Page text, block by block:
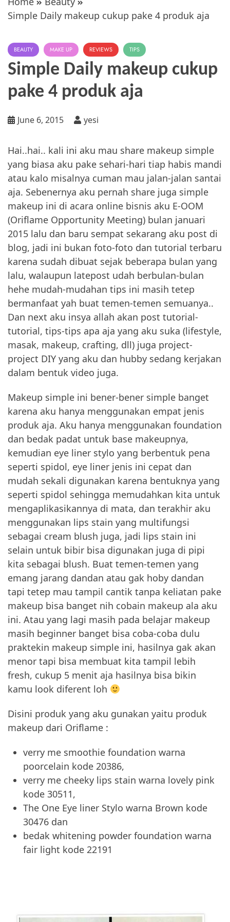
Simple Daily makeup cukup pake 4 produk aja
BEAUTY MAKE UP REVIEWS TIPS
Simple Daily makeup cukup
pake 4 produk aja
June 6, 2015 yesi
Hai..hai.. kali ini aku mau share makeup simple
yang biasa aku pake sehari-hari tiap habis mandi
atau kalo misalnya cuman mau jalan-jalan santai
aja. Sebenernya aku pernah share juga simple
makeup ini di acara online bisnis aku E-OOM
(Oriflame Opportunity Meeting) bulan januari
2015 lalu dan baru sempat sekarang aku post di
blog, jadi ini bukan foto-foto dan tutorial terbaru
karena sudah dibuat sejak beberapa bulan yang
lalu, walaupun latepost udah berbulan-bulan
hehe mudah-mudahan tips ini masih tetep
bermanfaat yah buat temen-temen semuanya..
Dan next aku insya allah akan post tutorial-
tutorial, tips-tips apa aja yang aku suka (lifestyle,
masak, makeup, crafting, dll) juga project-
project DIY yang aku dan hubby sedang kerjakan
dalam bentuk video juga.
Makeup simple ini bener-bener simple banget
karena aku hanya menggunakan empat jenis
produk aja. Aku hanya menggunakan foundation
dan bedak padat untuk base makeupnya,
kemudian eye liner stylo yang berbentuk pena
seperti spidol, eye liner jenis ini cepat dan
mudah sekali digunakan karena bentuknya yang
seperti spidol sehingga memudahkan kita untuk
mengaplikasikannya di mata, dan terakhir aku
menggunakan lips stain yang multifungsi
sebagai cream blush juga, jadi lips stain ini
selain untuk bibir bisa digunakan juga di pipi
kita sebagai blush. Buat temen-temen yang
emang jarang dandan atau gak hoby dandan
tapi tetep mau tampil cantik tanpa keliatan pake
makeup bisa banget nih cobain makeup ala aku
ini. Atau yang lagi masih pada belajar makeup
masih beginner banget bisa coba-coba dulu
praktekin makeup simple ini, hasilnya gak akan
menor tapi bisa membuat kita tampil lebih
fresh, cukup 5 menit aja hasilnya bisa bikin
kamu look diferent loh
Disini produk yang aku gunakan yaitu produk
makeup dari Oriflame :
verry me smoothie foundation warna
poorcelain kode 20386,
verry me cheeky lips stain warna lovely pink
kode 30511,
The One Eye liner Stylo warna Brown kode
30476 dan
bedak whitening powder foundation warna
fair light kode 22191